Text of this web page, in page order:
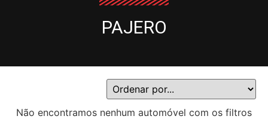
PAJERO
Não encontramos nenhum automóvel com os filtros